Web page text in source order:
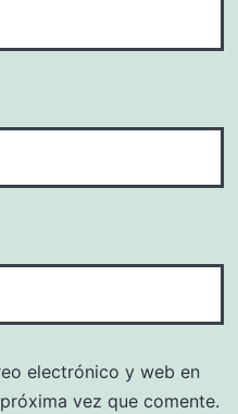
electrónico y web en
vez que comente.